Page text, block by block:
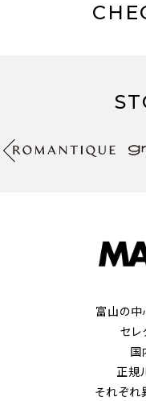
富山の中
セレ
国
正規
それぞれ